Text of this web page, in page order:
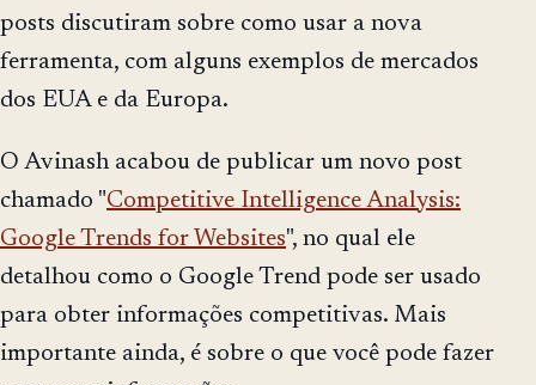
posts discutiram sobre como usar a nova
ferramenta, com alguns exemplos de mercados
dos EUA e da Europa.
O Avinash acabou de publicar um novo post
chamado "Competitive Intelligence Analysis:
Google Trends for Websites", no qual ele
detalhou como o Google Trend pode ser usado
para obter informações competitivas. Mais
importante ainda, é sobre o que você pode fazer